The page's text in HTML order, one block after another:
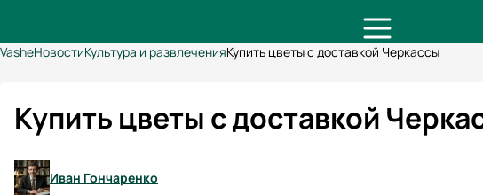
VasheНовостиКультура и развлеченияКупить цветы с доставкой Черкассы
Купить цветы с доставкой
Иван Гончаренко